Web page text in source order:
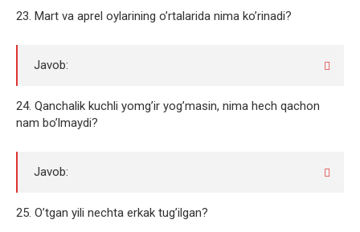
23. Mart va aprel oylarining o’rtalarida nima ko’rinadi?
Javob:
24. Qanchalik kuchli yomg’ir yog’masin, nima hech qachon
nam bo’lmaydi?
Javob:
25. O’tgan yili nechta erkak tug’ilgan?